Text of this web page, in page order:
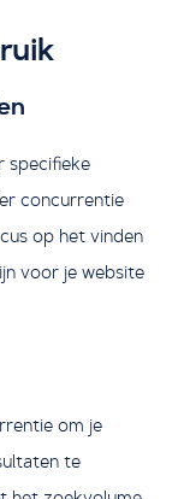
specifieke
concurrentie
op het vinden
voor je website
om je
te